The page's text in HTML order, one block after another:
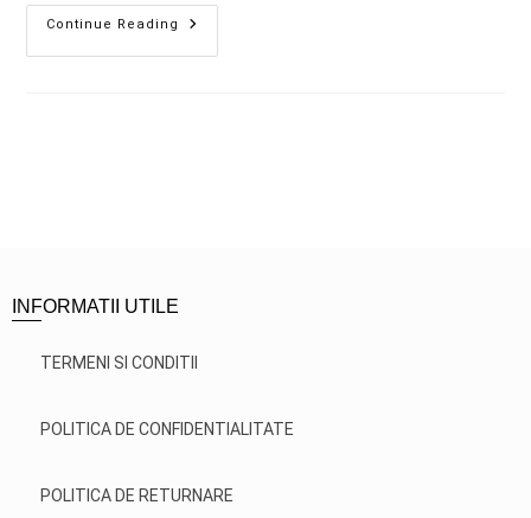
Continue Reading
INFORMATII UTILE
TERMENI SI CONDITII
POLITICA DE CONFIDENTIALITATE
POLITICA DE RETURNARE